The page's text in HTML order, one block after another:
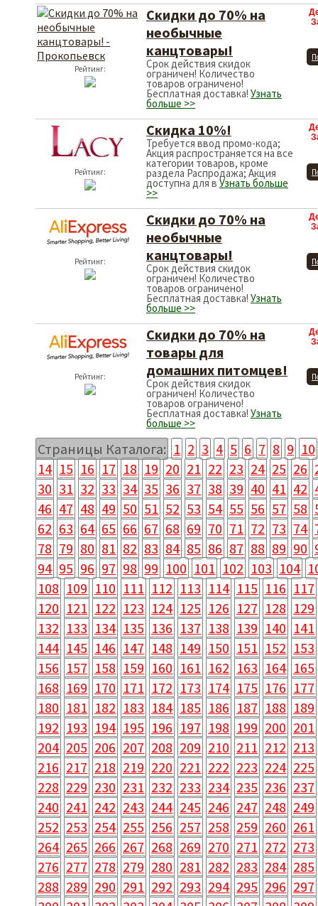
Рейтинг:
Скидки до 70% на
необычные
канцтовары!
Срок действия скидок
ограничен! Количество
товаров ограничено!
Бесплатная доставка! Узнать
больше >>
Рейтинг:
Скидка 10%!
Требуется ввод промо-кода;
Акция распространяется на все
категории товаров, кроме
раздела Распродажа; Акция
доступна для в Узнать больше
>>
Рейтинг:
Скидки до 70% на
необычные
канцтовары!
Срок действия скидок
ограничен! Количество
товаров ограничено!
Бесплатная доставка! Узнать
больше >>
Рейтинг:
Скидки до 70% на
товары для
домашних питомцев!
Срок действия скидок
ограничен! Количество
товаров ограничено!
Бесплатная доставка! Узнать
больше >>
Страницы Каталога: 1 2 3 4 5 6 7 8 9 10
14 15 16 17 18 19 20 21 22 23 24 25 26
30 31 32 33 34 35 36 37 38 39 40 41 42
46 47 48 49 50 51 52 53 54 55 56 57 58
62 63 64 65 66 67 68 69 70 71 72 73 74
78 79 80 81 82 83 84 85 86 87 88 89 90
94 95 96 97 98 99 100 101 102 103 104
108 109 110 111 112 113 114 115 116 117
120 121 122 123 124 125 126 127 128 129
132 133 134 135 136 137 138 139 140 141
144 145 146 147 148 149 150 151 152 153
156 157 158 159 160 161 162 163 164 165
168 169 170 171 172 173 174 175 176 177
180 181 182 183 184 185 186 187 188 189
192 193 194 195 196 197 198 199 200 201
204 205 206 207 208 209 210 211 212 213
216 217 218 219 220 221 222 223 224 225
228 229 230 231 232 233 234 235 236 237
240 241 242 243 244 245 246 247 248 249
252 253 254 255 256 257 258 259 260 261
264 265 266 267 268 269 270 271 272 273
276 277 278 279 280 281 282 283 284 285
288 289 290 291 292 293 294 295 296 297